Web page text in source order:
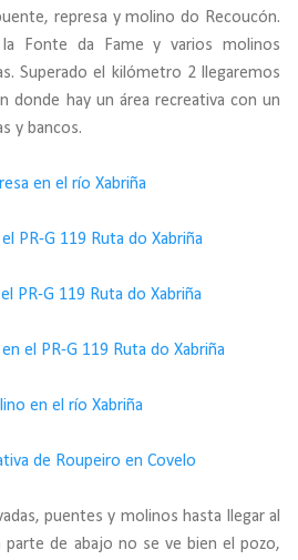
represa y molino do Recoucón.
la Fonte da Fame y varios molinos
Superado el kilómetro 2 llegaremos
donde hay un área recreativa con un
y bancos.
puentes y molinos hasta llegar al
parte de abajo no se ve bien el pozo,